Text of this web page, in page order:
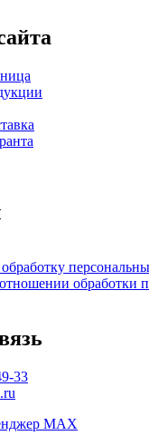
обработки
33
MAX